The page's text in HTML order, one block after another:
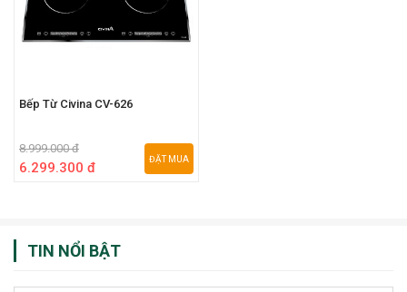
Bếp Từ Civina CV-626
8.999.000 đ
6.299.300 đ
ĐẶT MUA
TIN NỔI BẬT